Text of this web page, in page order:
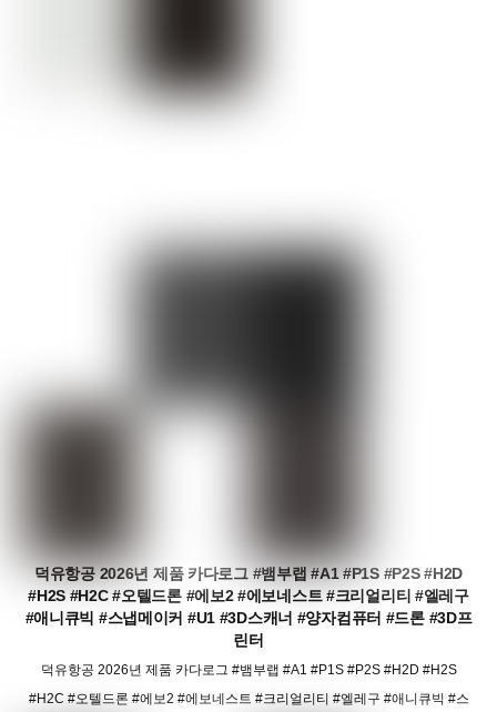
덕유항공 2026년 제품 카다로그 #뱀부랩 #A1 #P1S #P2S #H2D
#H2S #H2C #오텔드론 #에보2 #에보네스트 #크리얼리티 #엘레구
#애니큐빅 #스냅메이커 #U1 #3D스캐너 #양자컴퓨터 #드론 #3D프
린터
덕유항공 2026년 제품 카다로그 #뱀부랩 #A1 #P1S #P2S #H2D #H2S
#H2C #오텔드론 #에보2 #에보네스트 #크리얼리티 #엘레구 #애니큐빅 #스